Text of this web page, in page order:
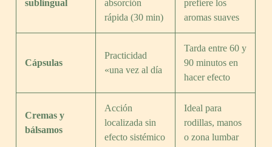
sublingual
absorción
rápida (30 min)
prefiere los
aromas suaves
Cápsulas
Practicidad
«una vez al día
Tarda entre 60 y
90 minutos en
hacer efecto
Cremas y
bálsamos
Acción
localizada sin
efecto sistémico
Ideal para
rodillas, manos
o zona lumbar